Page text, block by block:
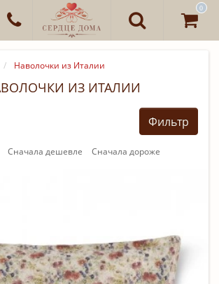
0
Наволочки из Италии
ИЗ ИТАЛИИ
Фильтр
Cначала дешевле Cначала дороже